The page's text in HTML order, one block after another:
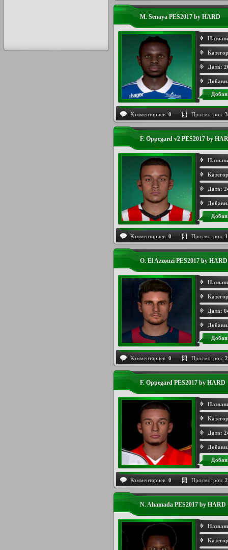
M. Senaya PES2017 by HARD
Дата:
Комментариев: 0 Просмотров:
F. Oppegard v2 PES2017 by
Дата:
Комментариев: 0 Просмотров:
O. El Azzouzi PES2017 by HARD
Дата:
Комментариев: 0 Просмотров:
F. Oppegard PES2017 by HARD
Дата:
Комментариев: 0 Просмотров:
N. Ahamada PES2017 by HARD